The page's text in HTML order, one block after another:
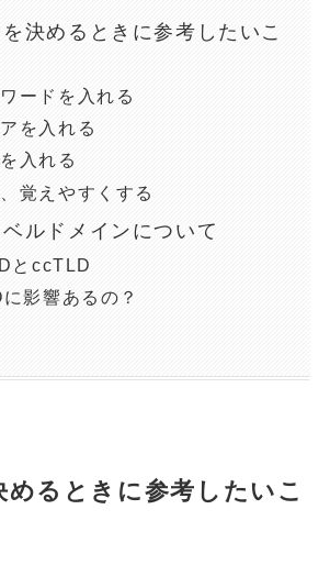
を決めるときに参考したいこ
ードを入れる
を入れる
入れる
覚えやすくする
ベルドメインについて
とccTLD
影響あるの？
めるときに参考したいこ